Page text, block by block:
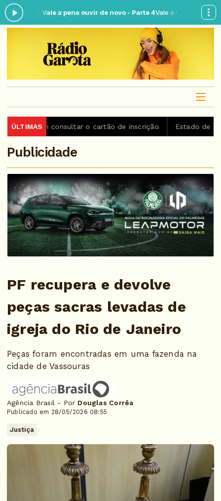
Vale a pena ouvir de novo - Parte 4Vale a Pena Ouvir de
ÚLTIMAS
consultar o cartão de inscrição Estado de São
Publicidade
PF recupera e devolve
peças sacras levadas de
igreja do Rio de Janeiro
Peças foram encontradas em uma fazenda na
cidade de Vassouras
Agência Brasil - Por Douglas Corrêa
Publicado em 28/05/2026 08:55
Justiça